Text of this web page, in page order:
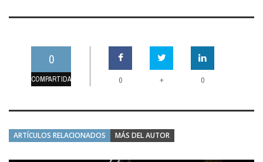
0
COMPARTIDAS 0 + 0
ARTÍCULOS RELACIONADOS MÁS DEL AUTOR